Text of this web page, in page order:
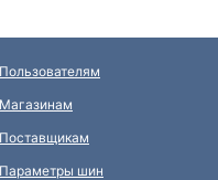
Пользователям
Магазинам
Поставщикам
Параметры шин